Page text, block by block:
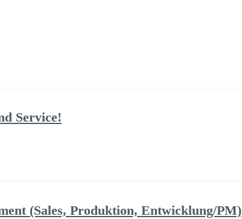
Service!
(Sales, Produktion, Entwicklung/PM)